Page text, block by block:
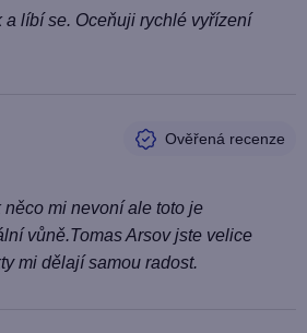
líbí se. Oceňuji rychlé vyřízení
hvězdiček.
mi nevoní ale toto je
vůně.Tomas Arsov jste velice
mi dělají samou radost.